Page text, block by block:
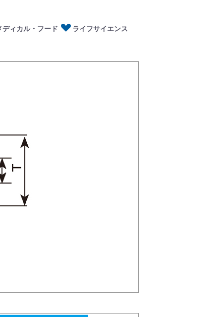
ディカル・フード ライフサイエンス